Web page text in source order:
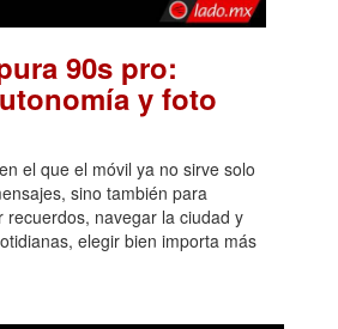
90s pro:
y foto
el que el móvil ya no sirve solo
sino también para
recuerdos, navegar la ciudad y
elegir bien importa más